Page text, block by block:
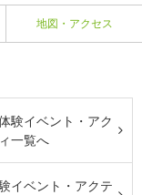
地図・アクセス
験イベント・アク
一覧へ
イベント・アクテ